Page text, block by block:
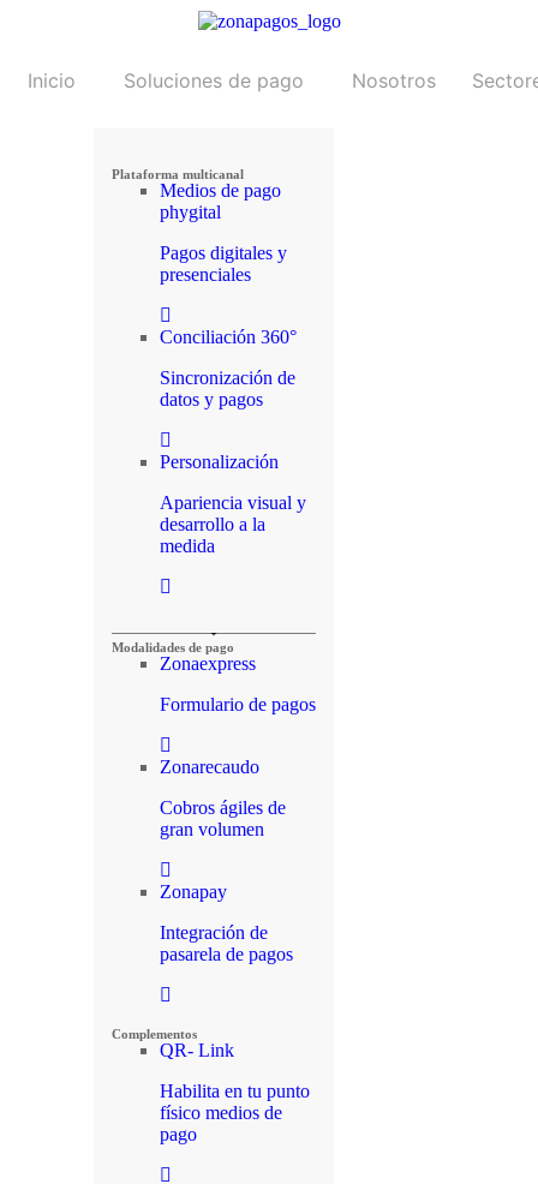
Inicio Soluciones de pago
Plataforma multicanal
Medios de pago
phygital
Pagos digitales y
presenciales
Conciliación 360°
Sincronización de
datos y pagos
Personalización
Apariencia visual y
desarrollo a la
medida
Modalidades de pago
Zonaexpress
Formulario de pagos
Zonarecaudo
Cobros ágiles de
gran volumen
Zonapay
Integración de
pasarela de pagos
Complementos
QR- Link
Habilita en tu punto
físico medios de
pago
Nosotros